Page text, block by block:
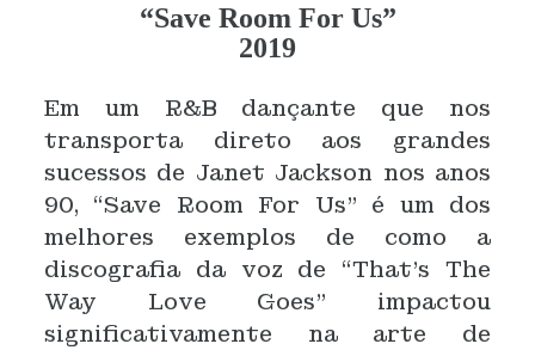
“Save Room For Us”
2019
Em um R&B dançante que nos
transporta direto aos grandes
sucessos de Janet Jackson nos anos
90, “Save Room For Us” é um dos
melhores exemplos de como a
discografia da voz de “That’s The
Way Love Goes” impactou
significativamente na arte de